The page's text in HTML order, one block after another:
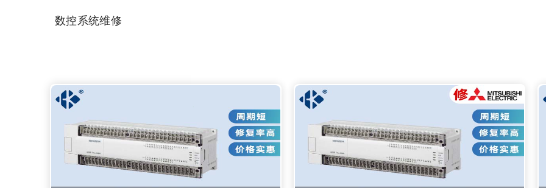
数控系统维修